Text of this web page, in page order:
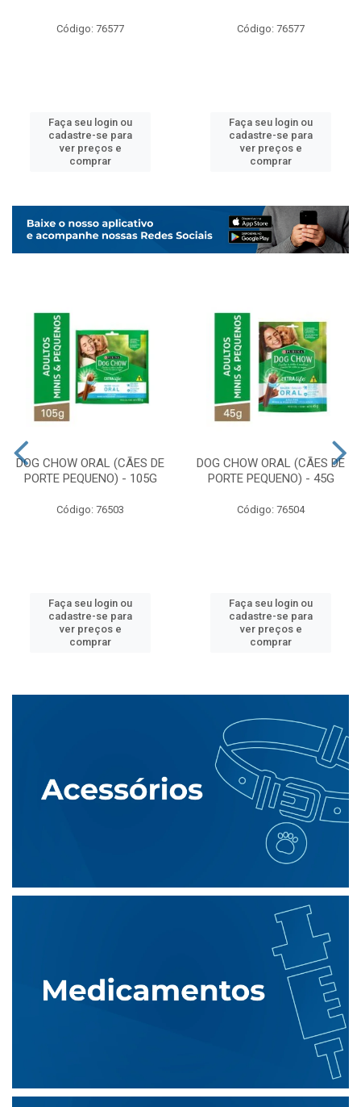
Código: 76577
Faça seu login ou
cadastre-se para
ver preços e
comprar
Código: 76577
Faça seu login ou
cadastre-se para
ver preços e
comprar
DOG CHOW ORAL (CÃES DE
PORTE PEQUENO) - 105G
Código: 76503
Faça seu login ou
cadastre-se para
ver preços e
comprar
DOG CHOW ORAL (CÃES DE
PORTE PEQUENO) - 45G
Código: 76504
Faça seu login ou
cadastre-se para
ver preços e
comprar